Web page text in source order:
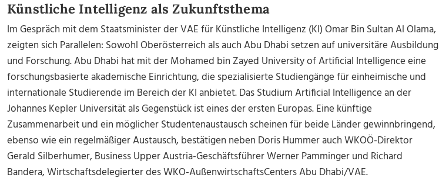
Künstliche Intelligenz als Zukunftsthema
Im Gespräch mit dem Staatsminister der VAE für Künstliche Intelligenz (KI) Omar Bin Sultan Al Olama,
zeigten sich Parallelen: Sowohl Oberösterreich als auch Abu Dhabi setzen auf universitäre Ausbildung
und Forschung. Abu Dhabi hat mit der Mohamed bin Zayed University of Artificial Intelligence eine
forschungsbasierte akademische Einrichtung, die spezialisierte Studiengänge für einheimische und
internationale Studierende im Bereich der KI anbietet. Das Studium Artificial Intelligence an der
Johannes Kepler Universität als Gegenstück ist eines der ersten Europas. Eine künftige
Zusammenarbeit und ein möglicher Studentenaustausch scheinen für beide Länder gewinnbringend,
ebenso wie ein regelmäßiger Austausch, bestätigen neben Doris Hummer auch WKOÖ-Direktor
Gerald Silberhumer, Business Upper Austria-Geschäftsführer Werner Pamminger und Richard
Bandera, Wirtschaftsdelegierter des WKO-AußenwirtschaftsCenters Abu Dhabi/VAE.